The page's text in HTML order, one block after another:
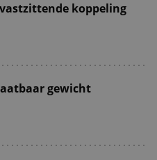
koppeling
gewicht